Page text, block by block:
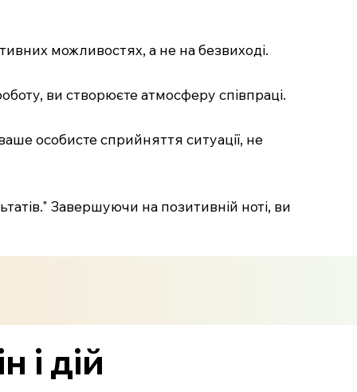
можливостях, а не на безвиході.
ви створюєте атмосферу співпраці.
особисте сприйняття ситуації, не
Завершуючи на позитивній ноті, ви
і дій